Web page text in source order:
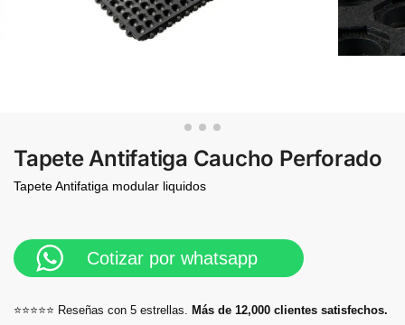
Tapete Antifatiga Caucho Perforado
Tapete Antifatiga modular liquidos
Cotizar por whatsapp
⭐⭐⭐⭐⭐ Reseñas con 5 estrellas.
Más de 12,000 clientes satisfechos.